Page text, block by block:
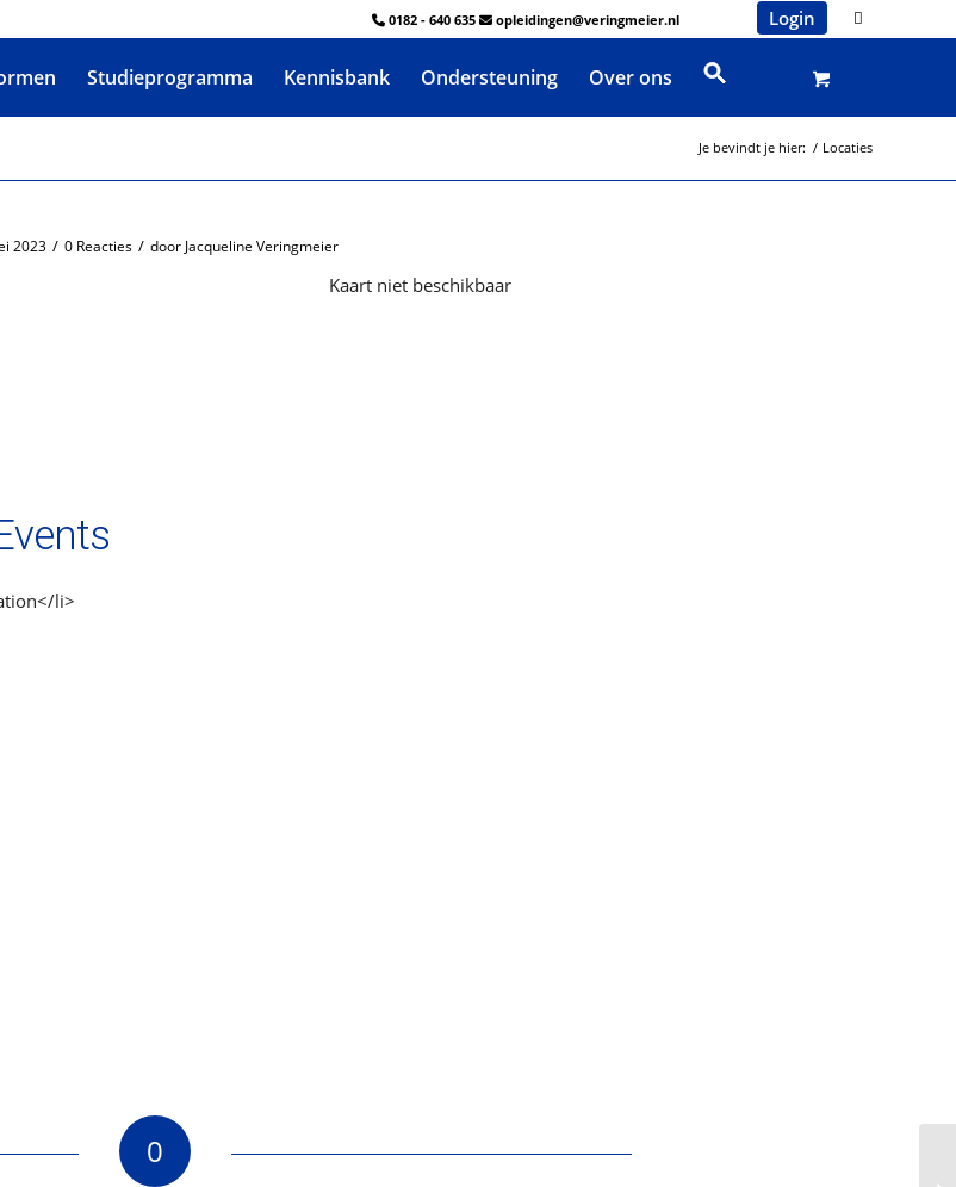
0182 - 640 635 opleidingen@veringmeier.nl Login
Studieprogramma Kennisbank Ondersteuning Over ons
Je bevindt je hier: / Locaties
2023 / 0 Reacties / door Jacqueline Veringmeier
Kaart niet beschikbaar
li>
0